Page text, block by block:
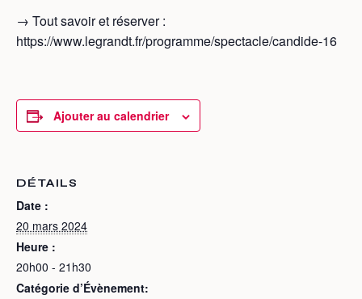
→ Tout savoir et réserver :
https://www.legrandt.fr/programme/spectacle/candide-16
Ajouter au calendrier
DÉTAILS
Date :
20 mars 2024
Heure :
20h00 - 21h30
Catégorie d’Évènement: